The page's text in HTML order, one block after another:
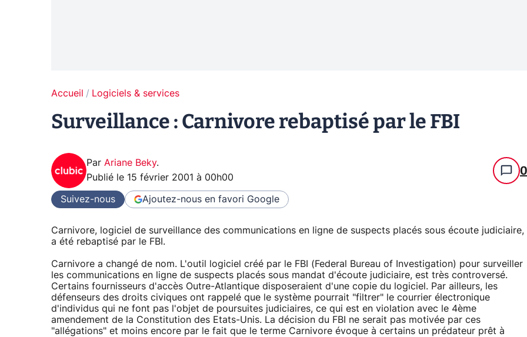
Accueil Logiciels & services
Surveillance : Carnivore rebaptisé par le FBI
Par Ariane Beky.
Publié le 15 février 2001 à 00h00 0
Suivez-nous Ajoutez-nous en favori Google
Carnivore, logiciel de surveillance des communications en ligne de suspects placés sous écoute judiciaire,
a été rebaptisé par le FBI.
Carnivore a changé de nom. L'outil logiciel créé par le FBI (Federal Bureau of Investigation) pour surveiller
les communications en ligne de suspects placés sous mandat d'écoute judiciaire, est très controversé.
Certains fournisseurs d'accès Outre-Atlantique disposeraient d'une copie du logiciel. Par ailleurs, les
défenseurs des droits civiques ont rappelé que le système pourrait "filtrer" le courrier électronique
d'individus qui ne font pas l'objet de poursuites judiciaires, ce qui est en violation avec le 4ème
amendement de la Constitution des Etats-Unis. La décision du FBI ne serait pas motivée par ces
"allégations" et moins encore par le fait que le terme Carnivore évoque à certains un prédateur prêt à